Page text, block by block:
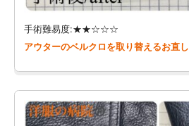
手術難易度:★★☆☆☆
アウターのベルクロを取り替えるお直し